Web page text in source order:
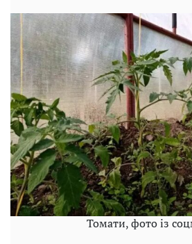
Томати, фото із